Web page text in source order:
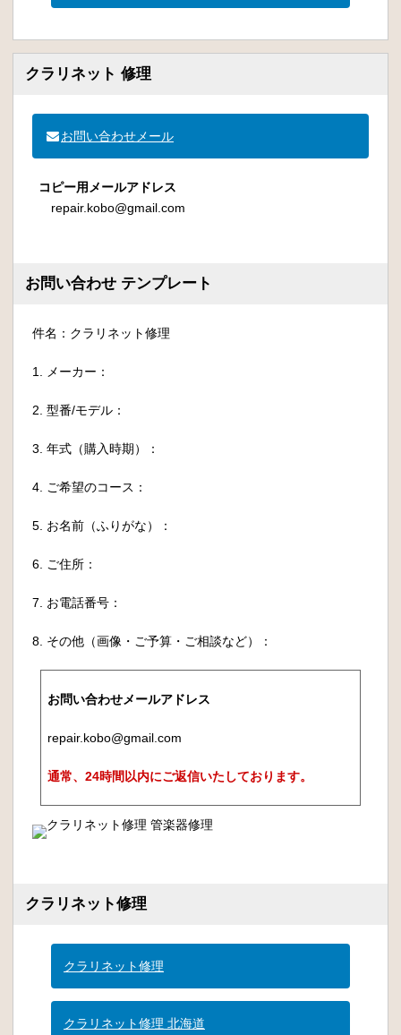
クラリネット 修理
お問い合わせメール
コピー用メールアドレス
repair.kobo@gmail.com
お問い合わせ テンプレート
件名：クラリネット修理
1. メーカー：
2. 型番/モデル：
3. 年式（購入時期）：
4. ご希望のコース：
5. お名前（ふりがな）：
6. ご住所：
7. お電話番号：
8. その他（画像・ご予算・ご相談など）：
お問い合わせメールアドレス
repair.kobo@gmail.com
通常、24時間以内にご返信いたしております。
クラリネット修理
クラリネット修理
クラリネット修理 北海道